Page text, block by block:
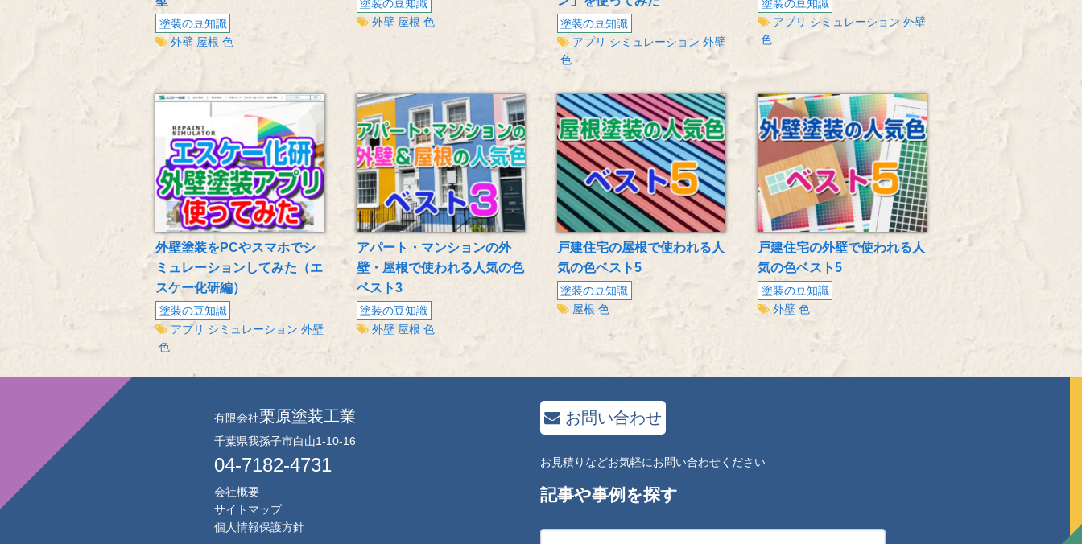
塗装の豆知識
外壁 屋根 色
塗装の豆知識
外壁 屋根 色
塗装の豆知識
アプリ シミュレーション 外壁
色
塗装の豆知識
アプリ シミュレーション 外壁
色
外壁塗装をPCやスマホでシ
ミュレーションしてみた（エ
スケー化研編）
塗装の豆知識
アプリ シミュレーション 外壁
色
アパート・マンションの外
壁・屋根で使われる人気の色
ベスト3
塗装の豆知識
外壁 屋根 色
戸建住宅の屋根で使われる人
気の色ベスト5
塗装の豆知識
屋根 色
戸建住宅の外壁で使われる人
気の色ベスト5
塗装の豆知識
外壁 色
有限会社栗原塗装工業
千葉県我孫子市白山1-10-16
04-7182-4731
会社概要
サイトマップ
個人情報保護方針
お問い合わせ
お見積りなどお気軽にお問い合わせください
記事や事例を探す